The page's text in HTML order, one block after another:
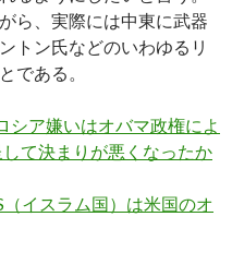
ら、実際には中東に武器
トン氏などのいわゆるリ
である。
シア嫌いはオバマ政権によ
て決まりが悪くなったか
（イスラム国）は米国のオ